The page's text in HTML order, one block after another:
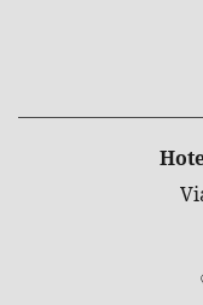
INDIRIZZO